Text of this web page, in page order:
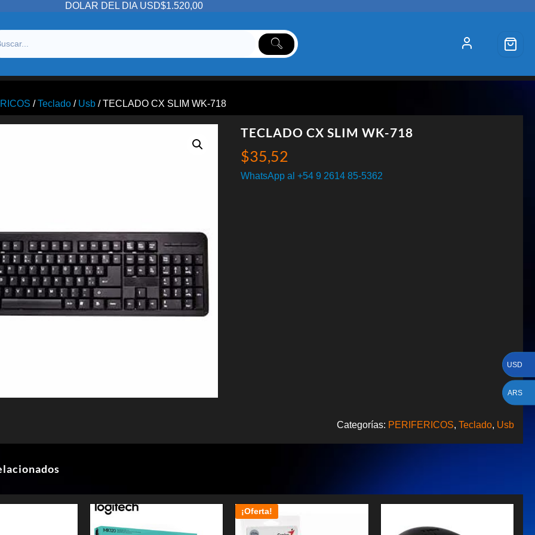
DOLAR DEL DIA USD$1.520,00
/Teclado / Usb / TECLADO CX SLIM WK-718
TECLADO CX SLIM WK-718
$35,52
WhatsApp al +54 9 2614 85-5362
Categorías: PERIFERICOS, Teclado, Usb
¡Oferta!
USD
ARS